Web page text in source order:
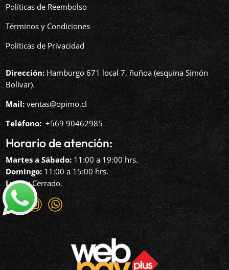
Políticas de Reembolso
Términos y Condiciones
Políticas de Privacidad
Dirección: Hamburgo 671 local 7, ñuñoa (esquina Simón
Bolívar).
Mail: ventas@opimo.cl
Teléfono: ‪+569 90462985‬
Horario de atención:
Martes a Sábado: 11:00 a 19:00 hrs.
Domingo: 11:00 a 15:00 hrs.
Lunes:Cerrado.